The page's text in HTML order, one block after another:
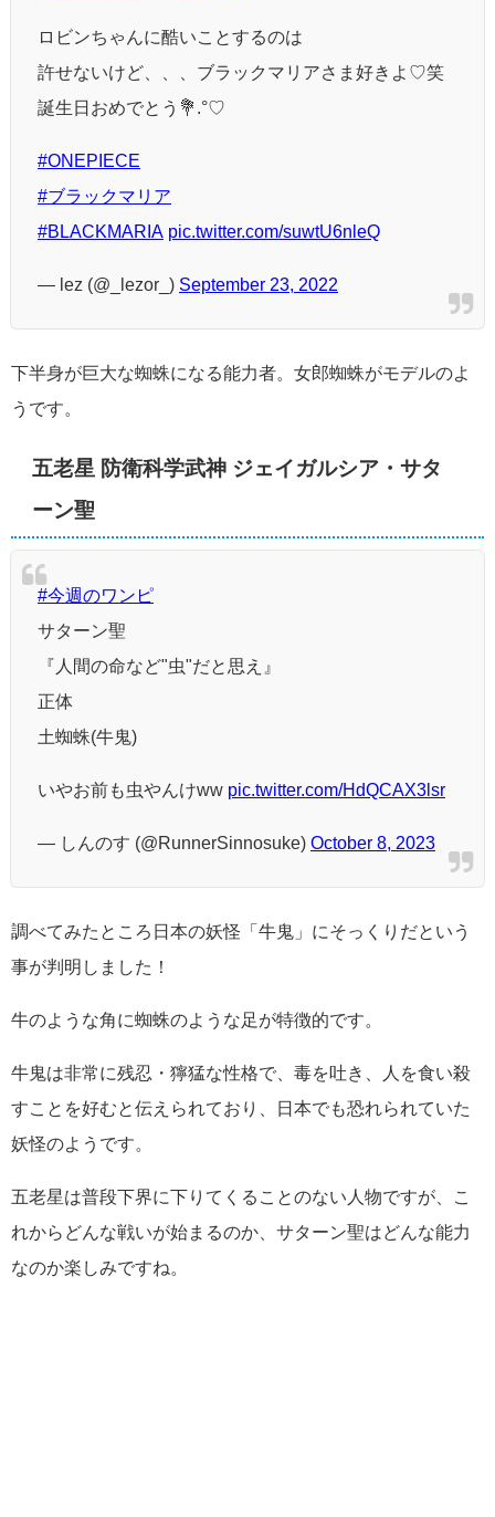
ロビンちゃんに酷いことするのは
許せないけど、、、ブラックマリアさま好きよ♡笑
誕生日おめでとう💐.°♡
#ONEPIECE
#ブラックマリア
#BLACKMARIA pic.twitter.com/suwtU6nleQ
— lez (@_lezor_) September 23, 2022
下半身が巨大な蜘蛛になる能力者。女郎蜘蛛がモデルのよ
うです。
五老星 防衛科学武神 ジェイガルシア・サタ
ーン聖
#今週のワンピ
サターン聖
『人間の命など"虫"だと思え』
正体
土蜘蛛(牛鬼)
いやお前も虫やんけww pic.twitter.com/HdQCAX3lsr
— しんのす (@RunnerSinnosuke) October 8, 2023
調べてみたところ日本の妖怪「牛鬼」にそっくりだという
事が判明しました！
牛のような角に蜘蛛のような足が特徴的です。
牛鬼は非常に残忍・獰猛な性格で、毒を吐き、人を食い殺
すことを好むと伝えられており、日本でも恐れられていた
妖怪のようです。
五老星は普段下界に下りてくることのない人物ですが、こ
れからどんな戦いが始まるのか、サターン聖はどんな能力
なのか楽しみですね。